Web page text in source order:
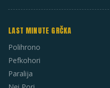
LAST MINUTE GRČKA
Polihrono
Pefkohori
Paralija